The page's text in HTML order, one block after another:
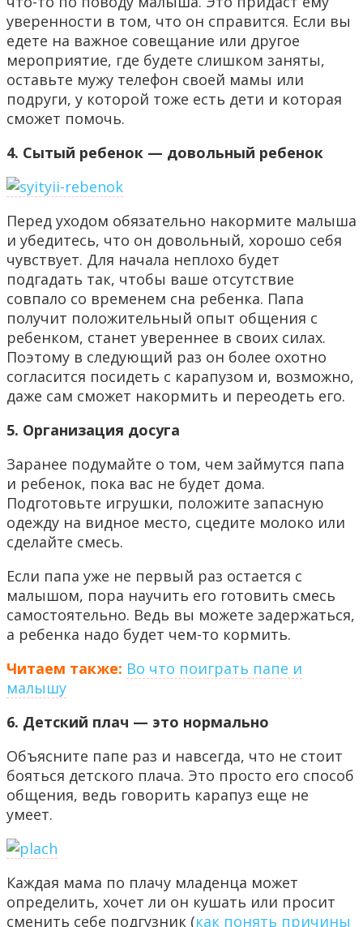
уверенности в том, что он справится. Если вы
едете на важное совещание или другое
мероприятие, где будете слишком заняты,
оставьте мужу телефон своей мамы или
подруги, у которой тоже есть дети и которая
сможет помочь.
4. Сытый ребенок — довольный ребенок
Перед уходом обязательно накормите малыша
и убедитесь, что он довольный, хорошо себя
чувствует. Для начала неплохо будет
подгадать так, чтобы ваше отсутствие
совпало со временем сна ребенка. Папа
получит положительный опыт общения с
ребенком, станет увереннее в своих силах.
Поэтому в следующий раз он более охотно
согласится посидеть с карапузом и, возможно,
даже сам сможет накормить и переодеть его.
5. Организация досуга
Заранее подумайте о том, чем займутся папа
и ребенок, пока вас не будет дома.
Подготовьте игрушки, положите запасную
одежду на видное место, сцедите молоко или
сделайте смесь.
Если папа уже не первый раз остается с
малышом, пора научить его готовить смесь
самостоятельно. Ведь вы можете задержаться,
а ребенка надо будет чем-то кормить.
Читаем также: Во что поиграть папе и
малышу
6. Детский плач — это нормально
Объясните папе раз и навсегда, что не стоит
бояться детского плача. Это просто его способ
общения, ведь говорить карапуз еще не
умеет.
Каждая мама по плачу младенца может
определить, хочет ли он кушать или просит
сменить себе подгузник (как понять причины